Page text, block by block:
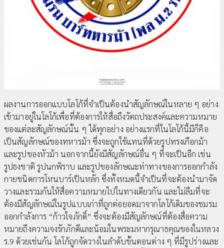
ผลงานการออกแบบโลโก้ที่จำเป็นต้องนำสัญลักษณ์ในหลาย ๆ อย่าง
เข้ามาอยู่ในโลโก้เพื่อที่ต้องการให้สื่อถึงวัตถประสงค์และความหมาย
ของแต่ละสัญลักษณ์นั้น ๆ ได้ทุกอย่าง อย่างแรกที่ในโลโก้นี้มีก็คือ
เป็นสัญลักษณ์ของทหารม้า ซึ่งจะถูกใช้แทนที่ด้วยรูปทรงเกือกม้า
และรูปของหัวม้า นอกจากนี้ยังมีสัญลักษณ์อื่น ๆ ที่จะเป็นอีก เช่น
รูปธงชาติ รูปนกพิราบ และรูปของลักษณะท่าทางของการออกกำลัง
กายชนิดการโหนบาร์เป็นหลัก ซึ่งทั้งหมดนี้จำเป็นที่จะต้องนำมาจัด
วางและรวมกันให้สื่อความหมายไปในทางเดียวกัน และไม่ลืมที่จะ
ต้องมีสัญลักษณ์ในรูปแบบเก่าที่ถูกต่อยอดมาจากโลโก้เดิมของชมรม
ออกกำลังการ “ก้าวใจภักดิ์” ซึ่งจะต้องมีสัญลักษณ์ที่ต้องสื่อความ
หมายถึงความจงรักภักดีและน้อมในพระมหากรุณาธคุณของในหลวง
ร.9 ด้วยเช่นกัน โลโก้ถูกจัดวางในลำดับขั้นตอนต่าง ๆ ที่มีรูปร่างและ